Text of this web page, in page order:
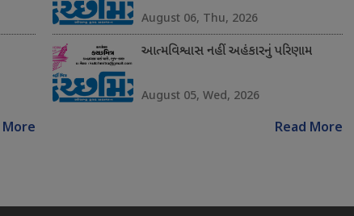
More
August 06, Thu, 2026
આત્મવિશ્વાસ નહીં અહંકારનું પરિણામ
August 05, Wed, 2026
Read More